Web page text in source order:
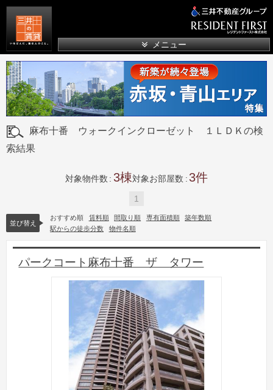
メニュー
麻布十番 ウォークインクローゼット １ＬＤＫの検
索結果
対象物件数 3 対象お部屋数 3
1
並び替え
おすすめ順 賃料順 間取り順 専有面積順
築年数順
駅からの徒歩分数
物件名順
パークコート麻布十番 ザ タワー